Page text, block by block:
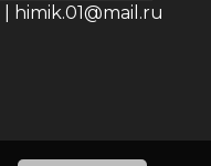
himik.01@mail.ru